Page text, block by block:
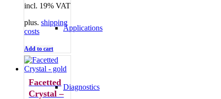
Applications
Diagnostics
incl. 19% VAT
plus. shipping
costs
Add to cart
Facetted
Crystal –